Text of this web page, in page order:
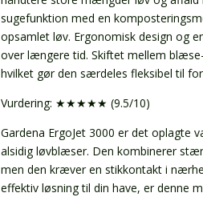
sugefunktion med en
opsamlet løv. Ergonomisk design og
over længere tid. Skiftet mellem
hvilket gør den særdeles fleksibel til
Vurdering: ★★★★★ (9.5/10)
Gardena ErgoJet 3000 er det oplagte
alsidig løvblæser. Den kombinerer
men den kræver en stikkontakt i
effektiv løsning til din have, er denne